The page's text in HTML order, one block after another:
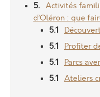
Activités
d’Oléron : que
Profiter
Parcs
Ateliers